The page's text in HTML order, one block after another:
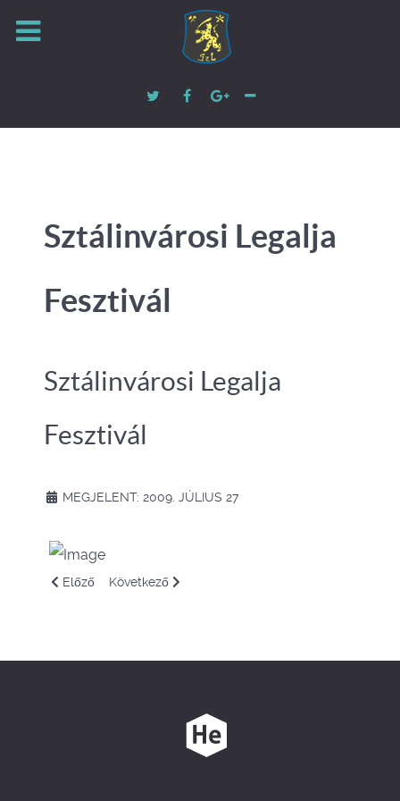
Sztálinvárosi Legalja
Fesztivál
Sztálinvárosi Legalja
Fesztivál
MEGJELENT: 2009. JÚLIUS 27
Előző cikk: Legalja Fesztivál '09
Előző Következő cikk: A kullancsokról
Következő